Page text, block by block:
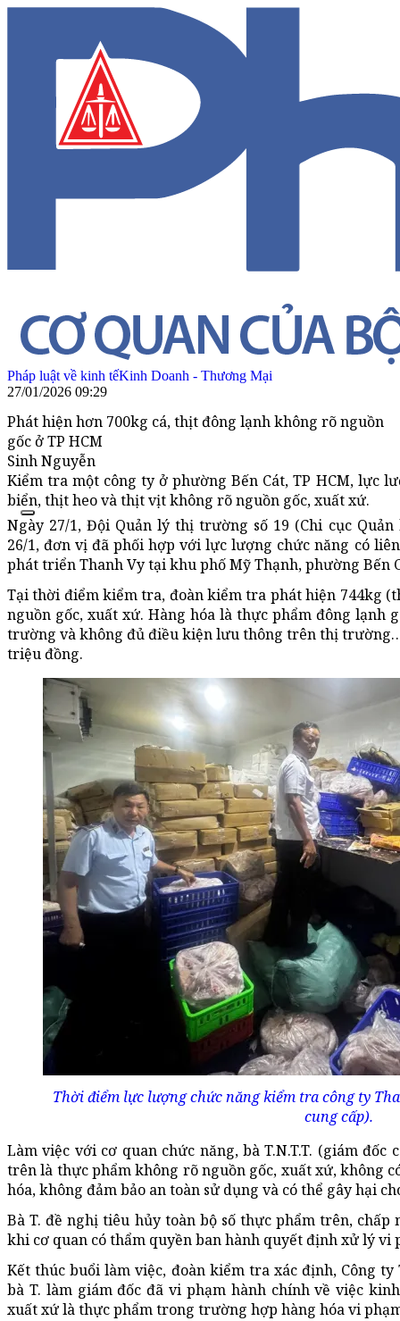
Pháp luật về kinh tếKinh Doanh - Thương Mại
27/01/2026 09:29
Phát hiện hơn 700kg cá, thịt đông lạnh không rõ nguồn
gốc ở TP HCM
Sinh Nguyễn
Kiểm tra một công ty ở phường Bến Cát, TP HCM, lực
biển, thịt heo và thịt vịt không rõ nguồn gốc, xuất xứ.
Ngày 27/1, Đội Quản lý thị trường số 19 (Chi cục
26/1, đơn vị đã phối hợp với lực lượng chức năng có
phát triển Thanh Vy tại khu phố Mỹ Thạnh, phường Bến
Tại thời điểm kiểm tra, đoàn kiểm tra phát hiện 744kg
nguồn gốc, xuất xứ. Hàng hóa là thực phẩm đông lạnh
trường và không đủ điều kiện lưu thông trên thị
triệu đồng.
Thời điểm lực lượng chức năng kiểm tra công ty
cung cấp).
Làm việc với cơ quan chức năng, bà T.N.T.T. (giám đốc
trên là thực phẩm không rõ nguồn gốc, xuất xứ, không
hóa, không đảm bảo an toàn sử dụng và có thể gây hại
Bà T. đề nghị tiêu hủy toàn bộ số thực phẩm trên,
khi cơ quan có thẩm quyền ban hành quyết định xử lý vi
Kết thúc buổi làm việc, đoàn kiểm tra xác định, Công
bà T. làm giám đốc đã vi phạm hành chính về việc
xuất xứ là thực phẩm trong trường hợp hàng hóa vi